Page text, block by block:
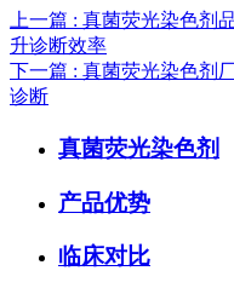
上一篇 : 真菌荧光染色剂
升诊断效率
下一篇 : 真菌荧光染色剂
诊断
真菌荧光染色剂
产品优势
临床对比